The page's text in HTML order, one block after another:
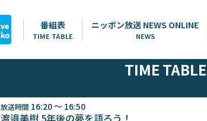
番組表
TIME TABLE
ニッポン放送 NEWS ONLINE
NEWS
TIME TABLE
放送時間 16:20 ～ 16:50
渡邉美樹 5年後の夢を語ろう！